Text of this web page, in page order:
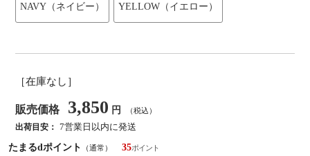
NAVY（ネイビー） YELLOW（イエロー）
［在庫なし］
販売価格 3,850 円 （税込）
出荷目安： 7営業日以内に発送
たまるdポイント
（通常）
35